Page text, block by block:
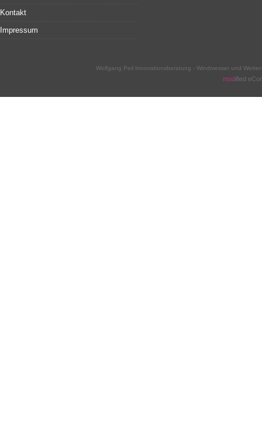
Kontakt
Impressum
Wolfgang Peil Innovationsberatung - Windmesser und
modified